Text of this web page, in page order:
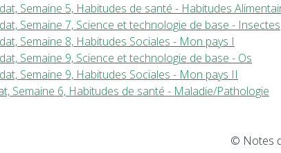
Semaine 5, Habitudes de santé - Habitudes
Semaine 7, Science et technologie de base - Insectes
Semaine 8, Habitudes Sociales - Mon pays I
Semaine 9, Science et technologie de base - Os
Semaine 9, Habitudes Sociales - Mon pays II
Semaine 6, Habitudes de santé - Maladie/Pathologie
© Notes